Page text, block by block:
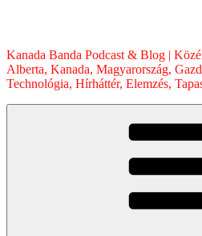
Kanada Banda Podcast & Blog |
Alberta, Kanada, Magyarország,
Technológia, Hírháttér, Elemzés,